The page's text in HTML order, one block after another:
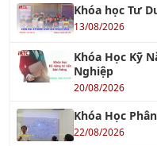
Khóa Học Kỹ
Nghiệp
Khóa Học Phân
22/08/2026
Khóa học Xây
21/08/2026